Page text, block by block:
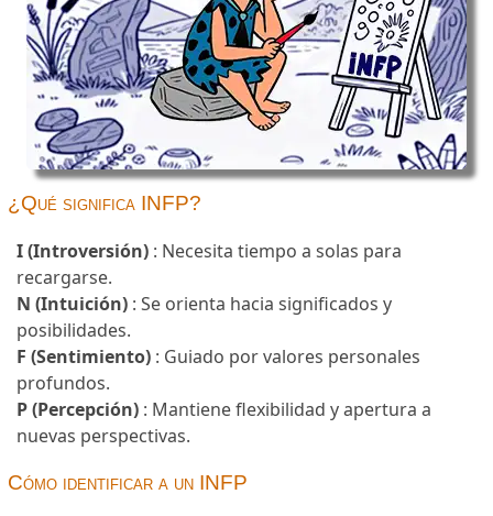
¿Qué significa INFP?
I (Introversión) : Necesita tiempo a solas para
recargarse.
N (Intuición) : Se orienta hacia significados y
posibilidades.
F (Sentimiento) : Guiado por valores personales
profundos.
P (Percepción) : Mantiene flexibilidad y apertura a
nuevas perspectivas.
Cómo identificar a un INFP